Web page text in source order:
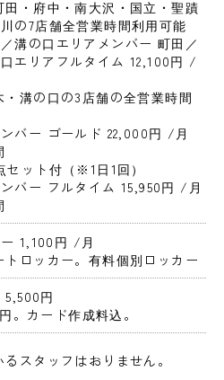
の7店舗全営業時間利用可能
溝の口エリアメンバー 町田／
エリアフルタイム 12,100円 /
バー ゴールド 22,000円 /月
セット付（※1日1回）
バー フルタイム 15,950円 /月
1,100円 /月
トロッカー。有料個別ロッカー
5,500円
。カード作成料込。
るスタッフはおりません。